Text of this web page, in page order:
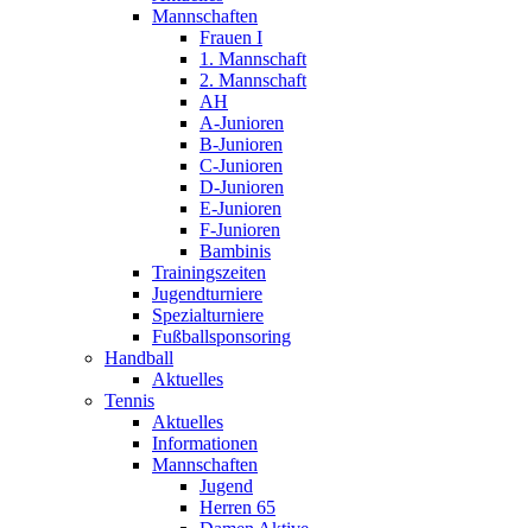
Mannschaften
Frauen I
1. Mannschaft
2. Mannschaft
AH
A-Junioren
B-Junioren
C-Junioren
D-Junioren
E-Junioren
F-Junioren
Bambinis
Trainingszeiten
Jugendturniere
Spezialturniere
Fußballsponsoring
Handball
Aktuelles
Tennis
Aktuelles
Informationen
Mannschaften
Jugend
Herren 65